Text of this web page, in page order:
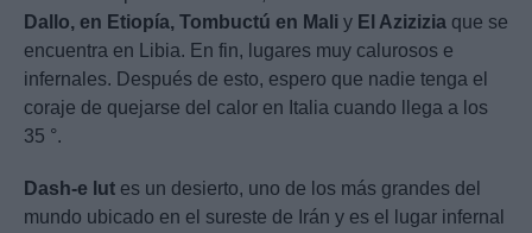
Dallo, en Etiopía, Tombuctú en Mali y El Azizizia que se
encuentra en Libia. En fin, lugares muy calurosos e
infernales. Después de esto, espero que nadie tenga el
coraje de quejarse del calor en Italia cuando llega a los
35 °.
Dash-e lut es un desierto, uno de los más grandes del
mundo ubicado en el sureste de Irán y es el lugar infernal